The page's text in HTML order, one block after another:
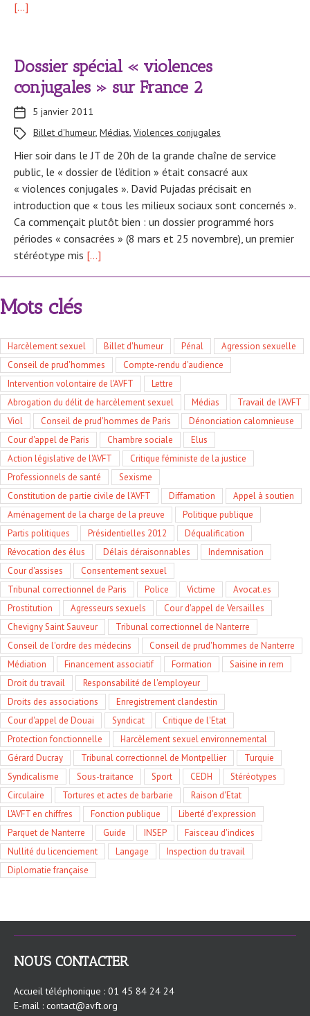
[…]
Dossier spécial « violences
conjugales » sur France 2
Hier soir dans le JT de 20h de la grande chaîne de service
public, le « dossier de l’édition » était consacré aux
« violences conjugales ». David Pujadas précisait en
introduction que « tous les milieux sociaux sont concernés ».
Ca commençait plutôt bien : un dossier programmé hors
périodes « consacrées » (8 mars et 25 novembre), un premier
stéréotype mis […]
5 janvier 2011
Billet d'humeur, Médias, Violences conjugales
Mots clés
Harcèlement sexuel Billet d'humeur Pénal
Agression sexuelle
Conseil de prud'hommes
Compte-rendu d'audience
Intervention volontaire de l'AVFT
Lettre
Abrogation du délit de harcèlement sexuel
Médias
Travail de l'AVFT
Viol
Conseil de prud'hommes de Paris
Dénonciation calomnieuse
Cour d'appel de Paris
Chambre sociale
Elus
Action législative de l'AVFT
Critique féministe de la justice
Professionnels de santé
Sexisme
Constitution de partie civile de l'AVFT
Diffamation
Appel à soutien
Aménagement de la charge de la preuve
Politique publique
Partis politiques
Présidentielles 2012
Déqualification
Révocation des élus
Délais déraisonnables
Indemnisation
Cour d'assises
Consentement sexuel
Tribunal correctionnel de Paris
Police Victime
Avocat.es
Prostitution
Agresseurs sexuels
Cour d'appel de Versailles
Chevigny Saint Sauveur
Tribunal correctionnel de Nanterre
Conseil de l'ordre des médecins
Conseil de prud'hommes de Nanterre
Médiation
Financement associatif Formation
Saisine in rem
Droit du travail
Responsabilité de l'employeur
Droits des associations
Enregistrement clandestin
Cour d'appel de Douai
Syndicat
Critique de l'Etat
Protection fonctionnelle
Harcèlement sexuel environnemental
Gérard Ducray
Tribunal correctionnel de Montpellier
Turquie
Syndicalisme
Sous-traitance Sport CEDH
Stéréotypes
Circulaire
Tortures et actes de barbarie
Raison d'Etat
L'AVFT en chiffres
Fonction publique
Liberté d'expression
Parquet de Nanterre
Guide INSEP
Faisceau d'indices
Nullité du licenciement
Langage
Inspection du travail
Diplomatie française
NOUS CONTACTER
Accueil téléphonique : 01 45 84 24 24
E-mail : contact@avft.org